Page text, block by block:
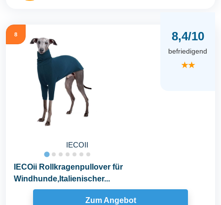
8
IECOII
8,4/10
befriedigend
★★
IECOii Rollkragenpullover für
Windhunde,Italienischer...
Zum Angebot